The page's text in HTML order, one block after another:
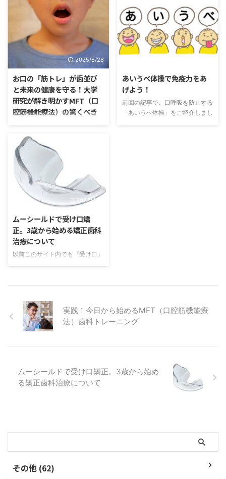
に白樺や樫の木、とうもろこしの
芯などから抽出されます。また、
イチゴやカリフラワー、ラズベリ
ー、ホウレン草などの野菜や果物
にも含まれています。キシリトー
ルは砂糖と同じくらいの甘さを持
ちながら、カロリーは砂糖の約
3/4であり、血糖値を上げにくい
特性があります。 今回はキシリ
トールの正しい知識をお伝えしま
す。 キシリトールが人体に及ぼ
すメリットとデメリット メリッ
ト 虫歯予防 キシリトールは虫歯
の原因となるミュータンス菌の活
...
のものがあります。 例えば、指
しゃぶりの癖や、舌癖（ぜつへ
き）があると、出っ歯やすきっ
歯、開咬（かいこう）などの原因
になります。 MFTは舌やくちび
使う筋肉のトレーニング、舌とく
ちびるを正しい位置に習慣化する
ためのトレーニングなどを行い、
正しく機能させるための訓練法で
す。 子供は小さい負荷でも歯並
びに影響を受けやすい 歯並びは
2025/8/28
お口の「筋トレ」が歯並び
と未来の健康を守る！大学
研究が解き明かすMFT（口
腔筋機能療法）の驚くべき
「お子さんのお口が、いつもポカ
ンと開いていませんか？」 「矯
正治療をしたのに、なんだか元の
歯並びに戻ってきた気がする…」
「いびきや寝ている時の呼吸が気
になる…」 こんにちは。歯科オー
ラルクリニック院長の小出です。
日々の診療で、患者さんからこの
ようなお悩みを伺うことがよくあ
ります。 実は、これらの問題の
根っこには、お口周りの筋肉の不
適切な使い方、つまり「癖（く
せ）」が隠れているケースが少な
くありません。 歯並びは遺伝だ
あいうべ体操で免疫力をあ
げよう！
前回の記事で、口呼吸を防止する
「あいうべ体操」をご紹介しまし
2022/4/13
ムーシールドで受け口矯
正。3歳から始める矯正歯科
治療について
以前このサイト内でも『受け口』
ていない子供のうちから治療する
方が、断然きれいに治る場合が多
いためオススメです。そこで今回
の歯より前に出ている状態のこと
を指しており、歯科用語では「反
実践！今日から始めるMFT（口腔筋機能療
法）歯科トレーニング
ムーシールドで受け口矯正。3歳から始め
る矯正歯科治療について
その他 (62)